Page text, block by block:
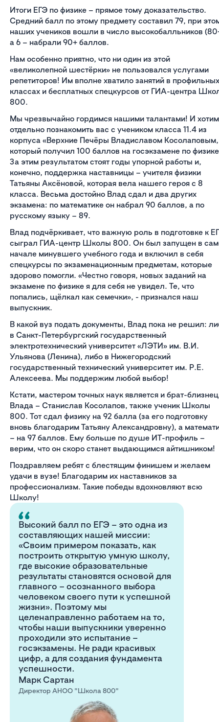
Итоги ЕГЭ по физике – прямое тому доказательство.
Средний балл по этому предмету составил 79, при
наших учеников вошли в число высокобалльников
а 6 – набрали 90+ баллов.
Нам особенно приятно, что ни один из этой
«великолепной шестёрки» не пользовался услугами
репетиторов! Им вполне хватило занятий в профильных
классах и бесплатных спецкурсов от ГИА-центра
800.
Мы чрезвычайно гордимся нашими талантами! И хотим
отдельно познакомить вас с учеником класса 11.4 из
корпуса «Верхние Печёры Владиславом Косолаповым,
который получил 100 баллов на госэкзамене по
За этим результатом стоят годы упорной работы и,
конечно, поддержка наставницы – учителя физики
Татьяны Аксёновой, которая вела нашего героя с 8
класса. Весьма достойно Влад сдал и два других
экзамена: по математике он набрал 90 баллов, а по
русскому языку – 89.
Влад подчёркивает, что важную роль в подготовке к
сыграл ГИА-центр Школы 800. Он был запущен в
начале минувшего учебного года и включил в себя
спецкурсы по экзаменационным предметам, которые
здорово помогли. «Честно говоря, новых заданий на
экзамене по физике я для себя не увидел. Те, что
попались, щёлкал как семечки», - признался наш
выпускник.
В какой вуз подать документы, Влад пока не решил:
в Санкт-Петербургский государственный
электротехнический университет «ЛЭТИ» им. В.И.
Ульянова (Ленина), либо в Нижегородский
государственный технический университет им. Р.Е.
Алексеева. Мы поддержим любой выбор!
Кстати, мастером точных наук является и брат-близнец
Влада – Станислав Косолапов, также ученик Школы
800. Тот сдал физику на 92 балла (за его подготовку
вновь благодарим Татьяну Александровну), а
– на 97 баллов. Ему больше по душе ИТ-профиль –
верим, что он скоро станет выдающимся айтишником!
Поздравляем ребят с блестящим финишем и желаем
удачи в вузе! Благодарим их наставников за
профессионализм. Такие победы вдохновляют всю
Школу!
Высокий балл по ЕГЭ – это одна из
составляющих нашей миссии:
«Своим примером показать, как
построить открытую умную школу,
где высокие образовательные
результаты становятся основой для
главного – осознанного выбора
человеком своего пути к успешной
жизни». Поэтому мы
целенаправленно работаем на то,
чтобы наши выпускники уверенно
проходили это испытание –
госэкзамены. Не ради красивых
цифр, а для создания фундамента
успешности.
Марк Сартан
Директор АНОО "Школа 800"